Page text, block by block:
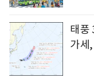
태풍
가세